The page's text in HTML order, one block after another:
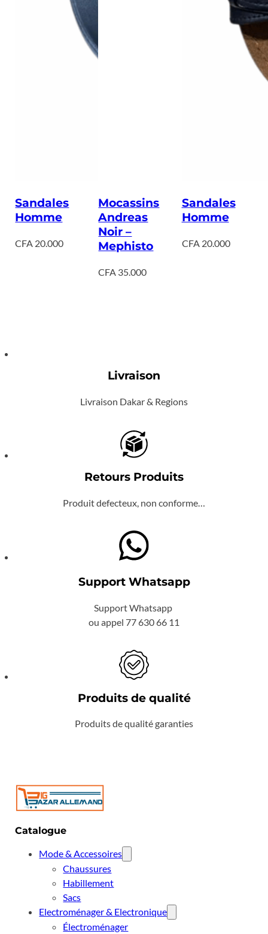
Sandales
Homme
CFA 20.000
Mocassins
Andreas
Noir –
Mephisto
CFA 35.000
Sandales
Homme
CFA20.000
Livraison
Livraison Dakar & Regions
Retours Produits
Produit defecteux, non conforme…
Support Whatsapp
Support Whatsapp
ou appel 77 630 66 11
Produits de qualité
Produits de qualité garanties
Catalogue
Mode & Accessoires
Chaussures
Habillement
Sacs
Electroménager & Electronique
Électroménager